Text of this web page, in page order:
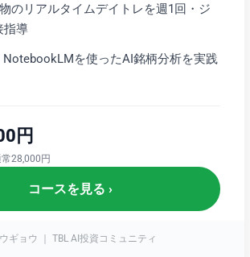
のリアルタイムデイトレを週1回・ジ
指導
NotebookLMを使ったAI銘柄分析を実践
円
28,000円
コースを見る ›
ギョウ ｜ TBL AI投資コミュニティ